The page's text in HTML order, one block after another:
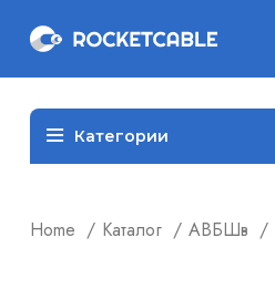
Категории
Home Каталог АВБШв